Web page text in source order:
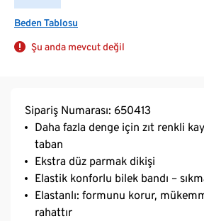
Beden Tablosu
Şu anda mevcut değil
Sipariş Numarası: 650413
Daha fazla denge için zıt renkli
taban
Ekstra düz parmak dikişi
Elastik konforlu bilek bandı –
Elastanlı: formunu korur,
rahattır